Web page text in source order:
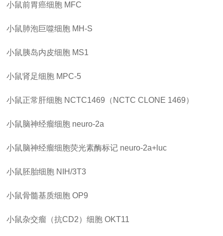
小鼠前胃癌细胞 MFC
小鼠肺泡巨噬细胞 MH-S
小鼠胰岛内皮细胞 MS1
小鼠肾足细胞 MPC-5
小鼠正常肝细胞 NCTC1469（NCTC CLONE 1469）
小鼠脑神经瘤细胞 neuro-2a
小鼠脑神经瘤细胞荧光素酶标记 neuro-2a+luc
小鼠胚胎细胞 NIH/3T3
小鼠骨髓基质细胞 OP9
小鼠杂交瘤（抗CD2）细胞 OKT11